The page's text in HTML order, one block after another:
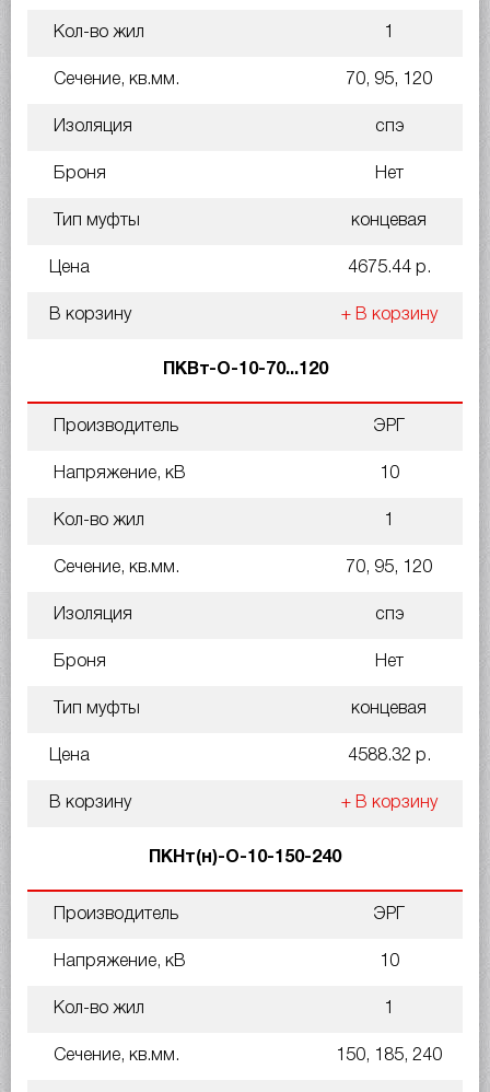
Кол-во жил 1
Сечение, кв.мм. 70, 95, 120
Изоляция спэ
Броня Нет
Тип муфты концевая
Цена 4675.44 р.
В корзину + В корзину
ПКВт-О-10-70...120
Производитель ЭРГ
Напряжение, кВ 10
Кол-во жил 1
Сечение, кв.мм. 70, 95, 120
Изоляция спэ
Броня Нет
Тип муфты концевая
Цена 4588.32 р.
В корзину + В корзину
ПКНт(н)-О-10-150-240
Производитель ЭРГ
Напряжение, кВ 10
Кол-во жил 1
Сечение, кв.мм. 150, 185, 240